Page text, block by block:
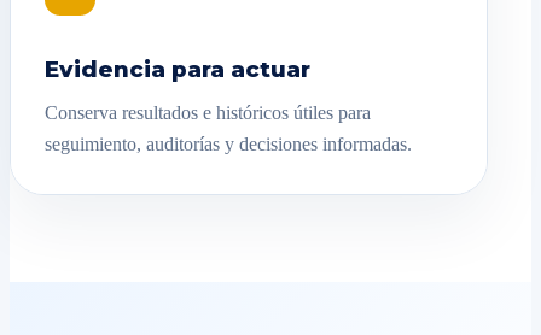
Evidencia para actuar
Conserva resultados e históricos útiles para
seguimiento, auditorías y decisiones informadas.